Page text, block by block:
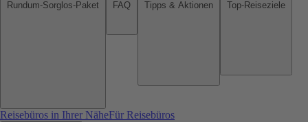
Reisebüros in Ihrer NäheFür Reisebüros